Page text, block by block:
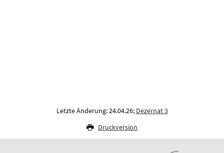
Letzte Änderung: 24.04.26; Dezernat 3
Druckversion